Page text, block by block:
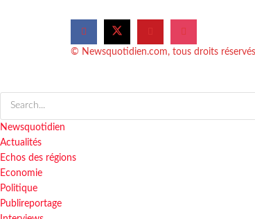
© Newsquotidien.com, tous droits réservés
Newsquotidien
Actualités
Echos des régions
Economie
Politique
Publireportage